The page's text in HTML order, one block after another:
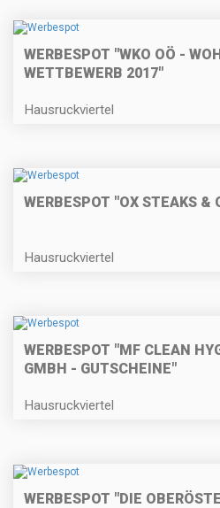
WERBESPOT "WKO OÖ -
WETTBEWERB 2017"
Hausruckviertel
WERBESPOT "OX STEAKS &
Hausruckviertel
WERBESPOT "MF CLEAN
GMBH - GUTSCHEINE"
Hausruckviertel
WERBESPOT "DIE